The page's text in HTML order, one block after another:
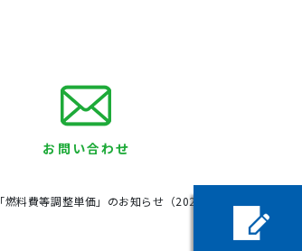
お問い合わせ
「燃料費等調整単価」のお知らせ（2023年9月分）